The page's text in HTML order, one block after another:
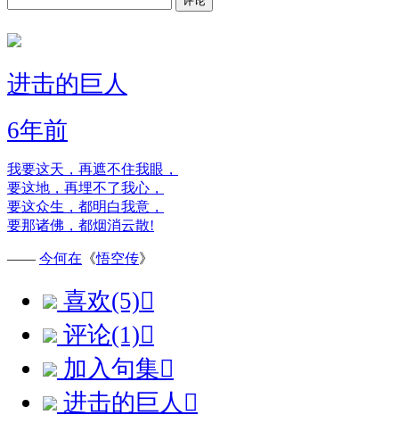
进击的巨人
6年前
我要这天，再遮不住我眼，
要这地，再埋不了我心，
要这众生，都明白我意，
要那诸佛，都烟消云散!
—— 今何在 《悟空传》
喜欢(5)
评论(1)
加入句集
进击的巨人 